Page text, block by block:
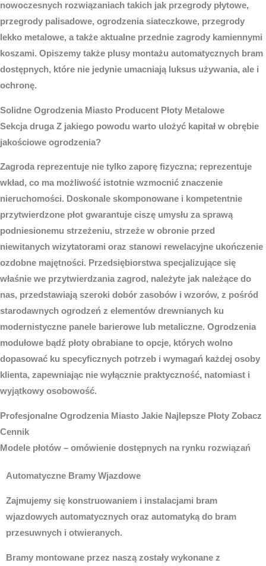
nowoczesnych rozwiązaniach takich jak przegrody płytowe,
przegrody palisadowe, ogrodzenia siateczkowe, przegrody
lekko metalowe, a także aktualne przednie zagrody kamiennymi
koszami. Opiszemy także plusy montażu automatycznych bram
dostępnych, które nie jedynie umacniają luksus używania, ale i
ochronę.
Solidne Ogrodzenia Miasto Producent Płoty Metalowe
Sekcja druga Z jakiego powodu warto ulożyć kapitał w obrębie
jakościowe ogrodzenia?
Zagroda reprezentuje nie tylko zaporę fizyczna; reprezentuje
wkład, co ma możliwość istotnie wzmocnić znaczenie
nieruchomości. Doskonale skomponowane i kompetentnie
przytwierdzone płot gwarantuje ciszę umysłu za sprawą
podniesionemu strzeżeniu, strzeże w obronie przed
niewitanych wizytatorami oraz stanowi rewelacyjne ukończenie
ozdobne majętności. Przedsiębiorstwa specjalizujące się
właśnie we przytwierdzania zagrod, należyte jak należące do
nas, przedstawiają szeroki dobór zasobów i wzorów, z pośród
starodawnych ogrodzeń z elementów drewnianych ku
modernistyczne panele barierowe lub metaliczne. Ogrodzenia
modułowe bądź płoty obrabiane to opcje, których wolno
dopasować ku specyficznych potrzeb i wymagań każdej osoby
klienta, zapewniając nie wyłącznie praktyczność, natomiast i
wyjątkowy osobowość.
Profesjonalne Ogrodzenia Miasto Jakie Najlepsze Płoty Zobacz
Cennik
Modele płotów – omówienie dostępnych na rynku rozwiązań
Automatyczne Bramy Wjazdowe
Zajmujemy się konstruowaniem i instalacjami bram
wjazdowych automatycznych oraz automatyką do bram
przesuwnych i otwieranych.
Bramy montowane przez naszą zostały wykonane z